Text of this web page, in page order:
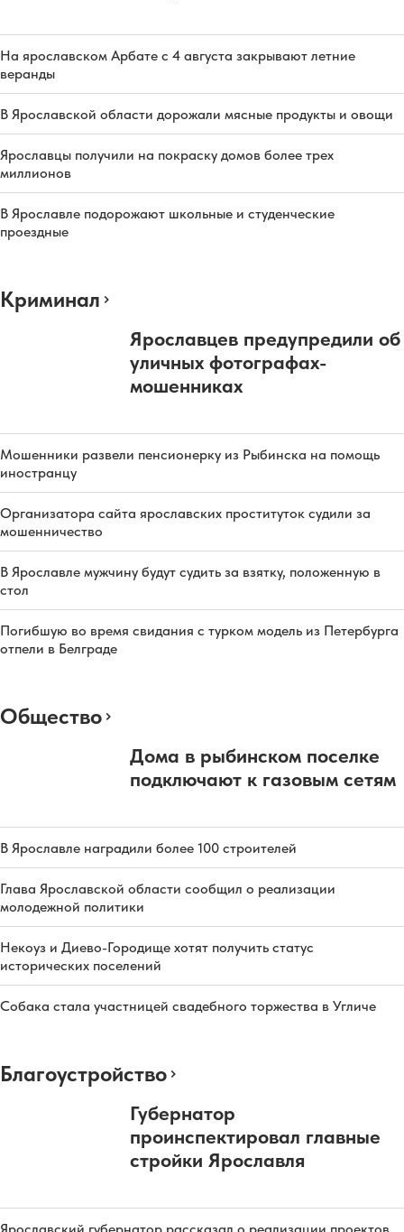
На ярославском Арбате с 4 августа закрывают летние
веранды
В Ярославской области дорожали мясные продукты и овощи
Ярославцы получили на покраску домов более трех
миллионов
В Ярославле подорожают школьные и студенческие
проездные
Криминал
Ярославцев предупредили об
уличных фотографах-
мошенниках
Мошенники развели пенсионерку из Рыбинска на помощь
иностранцу
Организатора сайта ярославских проституток судили за
мошенничество
В Ярославле мужчину будут судить за взятку, положенную в
стол
Погибшую во время свидания с турком модель из Петербурга
отпели в Белграде
Общество
Дома в рыбинском поселке
подключают к газовым сетям
В Ярославле наградили более 100 строителей
Глава Ярославской области сообщил о реализации
молодежной политики
Некоуз и Диево-Городище хотят получить статус
исторических поселений
Собака стала участницей свадебного торжества в Угличе
Благоустройство
Губернатор
проинспектировал главные
стройки Ярославля